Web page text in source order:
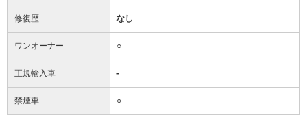
修復歴 なし
ワンオーナー ○
正規輸入車 -
禁煙車 ○